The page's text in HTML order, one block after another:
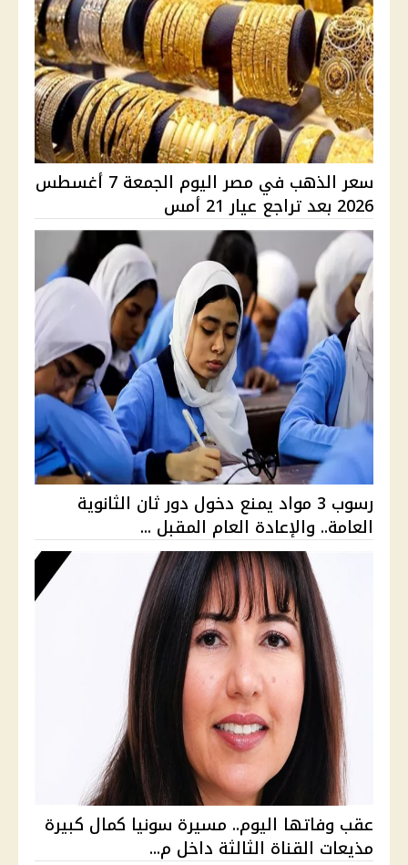
سعر الذهب في مصر اليوم الجمعة 7 أغسطس
2026 بعد تراجع عيار 21 أمس
رسوب 3 مواد يمنع دخول دور ثان الثانوية
العامة.. والإعادة العام المقبل ...
عقب وفاتها اليوم.. مسيرة سونيا كمال كبيرة
مذيعات القناة الثالثة داخل م...